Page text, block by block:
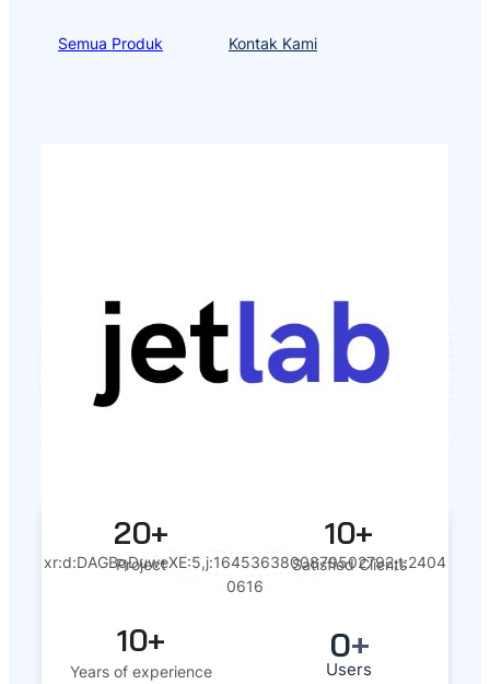
Semua Produk Kontak Kami
xr:d:DAGBqDuweXE:5,j:1645363800879502792,t:2404
0616
20+
Project
10+
Satisfied Clients
10+
Years of experience
0+
Users